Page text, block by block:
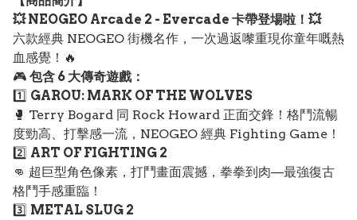
💥 NEOGEO Arcade 2 - Evercade 卡帶登場啦！💥
六款經典 NEOGEO 街機名作，一次過返嚟重現你童年嘅熱
血感覺！🔥
🎮 包含 6 大傳奇遊戲：
1️⃣ GAROU: MARK OF THE WOLVES
🥊 Terry Bogard 同 Rock Howard 正面交鋒！格鬥流暢
度勁高、打擊感一流，NEOGEO 經典 Fighting Game！
2️⃣ ART OF FIGHTING 2
👊 超巨型角色像素，打鬥畫面震撼，拳拳到肉—最強復古
格鬥手感重臨！
3️⃣ METAL SLUG 2